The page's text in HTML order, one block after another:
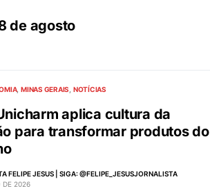
de agosto
MINAS GERAIS NOTÍCIAS
aplica cultura da
para transformar produtos do
FELIPE JESUS | SIGA: @FELIPE_JESUSJORNALISTA
DE 2026